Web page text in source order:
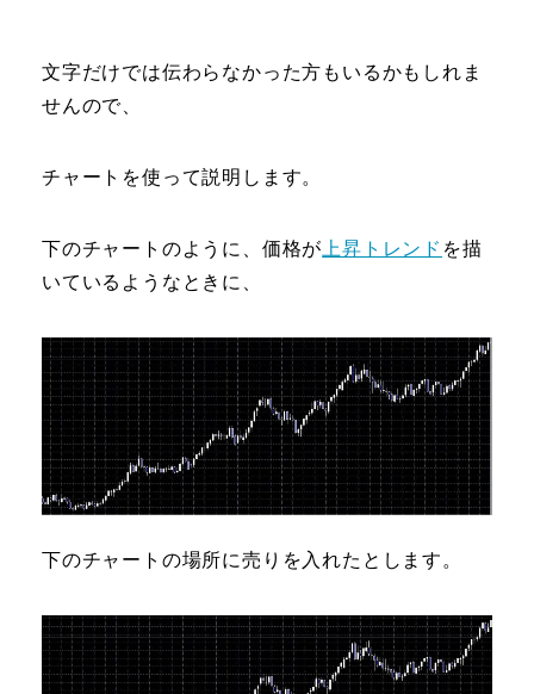
文字だけでは伝わらなかった方もいるかもしれま
せんので、
チャートを使って説明します。
下のチャートのように、価格が 上昇トレンド を描
いているようなときに、
下のチャートの場所に売りを入れたとします。